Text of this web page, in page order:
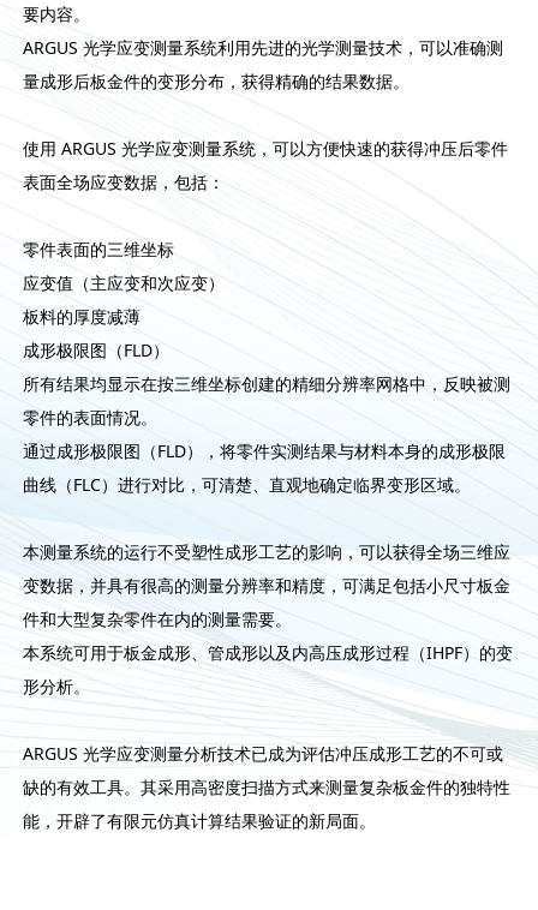
要内容。
ARGUS 光学应变测量系统利用先进的光学测量技术，可以准确测
量成形后板金件的变形分布，获得精确的结果数据。
使用 ARGUS 光学应变测量系统，可以方便快速的获得冲压后零件
表面全场应变数据，包括：
零件表面的三维坐标
应变值（主应变和次应变）
板料的厚度减薄
成形极限图（FLD）
所有结果均显示在按三维坐标创建的精细分辨率网格中，反映被测
零件的表面情况。
通过成形极限图（FLD），将零件实测结果与材料本身的成形极限
曲线（FLC）进行对比，可清楚、直观地确定临界变形区域。
本测量系统的运行不受塑性成形工艺的影响，可以获得全场三维应
变数据，并具有很高的测量分辨率和精度，可满足包括小尺寸板金
件和大型复杂零件在内的测量需要。
本系统可用于板金成形、管成形以及内高压成形过程（IHPF）的变
形分析。
ARGUS 光学应变测量分析技术已成为评估冲压成形工艺的不可或
缺的有效工具。其采用高密度扫描方式来测量复杂板金件的独特性
能，开辟了有限元仿真计算结果验证的新局面。